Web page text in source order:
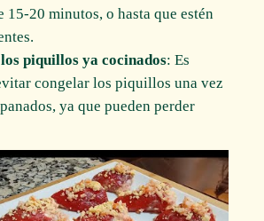
15-20 minutos, o hasta que estén
piquillos ya cocinados: Es
congelar los piquillos una vez
ya que pueden perder